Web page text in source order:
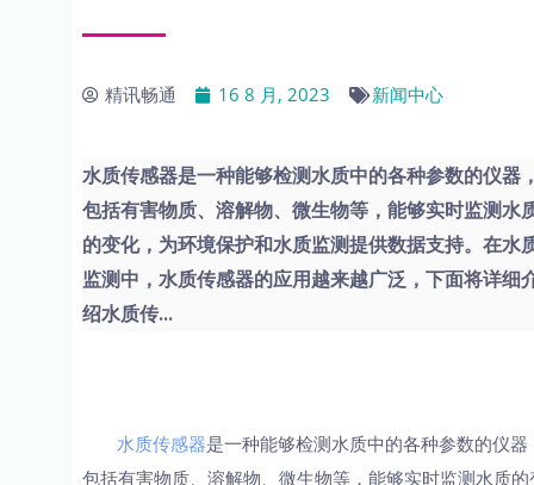
精讯畅通 16 8 月, 2023 新闻中心
水质传感器是一种能够检测水质中的各种参数的仪器
包括有害物质、溶解物、微生物等，能够实时监测水
的变化，为环境保护和水质监测提供数据支持。在水
监测中，水质传感器的应用越来越广泛，下面将详细
绍水质传...
水质传感器是一种能够检测水质中的各种参数的仪器
包括有害物质、溶解物、微生物等，能够实时监测水质的